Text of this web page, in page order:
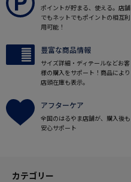
ポイントが貯まる、使える。店舗
でもネットでもポイントの相互利
用可能！
豊富な商品情報
サイズ詳細・ディテールなどお客
様の購入をサポート！商品により
店頭在庫も表示。
アフターケア
全国のはるやま店舗が、購入後も
安心サポート
カテゴリー